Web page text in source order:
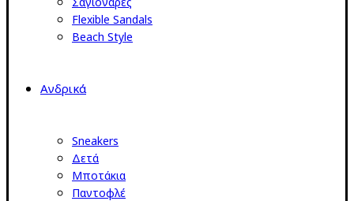
Flexible Sandals
Beach Style
Ανδρικά
Sneakers
Δετά
Μποτάκια
Παντοφλέ